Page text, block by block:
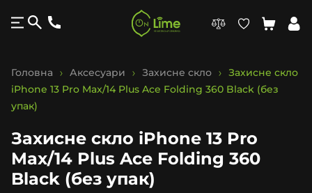
Головна Аксесуари Захисне скло
Захисне скло
iPhone 13 Pro Max/14 Plus Ace Folding 360 Black (без
упак)
Захисне скло iPhone 13 Pro
Max/14 Plus Ace Folding 360
Black (без упак)